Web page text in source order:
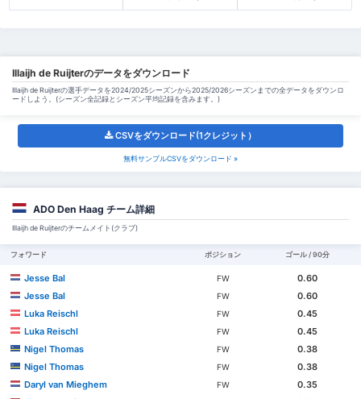
Illaijh de Ruijterのデータをダウンロード
Illaijh de Ruijterの選手データを2024/2025シーズンから2025/2026シーズンまでの全データをダウンロ
ードしよう。(シーズン全記録とシーズン平均記録を含みます。)
CSVをダウンロード(1クレジット）
無料サンプルCSVをダウンロード »
ADO Den Haag チーム詳細
Illaijh de Ruijterのチームメイト(クラブ)
フォワード ポジション ゴール / 90分
Jesse Bal FW
0.60
Jesse Bal
FW
0.60
Luka Reischl
FW
0.45
Luka Reischl
FW
0.45
Nigel Thomas
FW
0.38
Nigel Thomas
FW
0.38
Daryl van Mieghem
FW
0.35